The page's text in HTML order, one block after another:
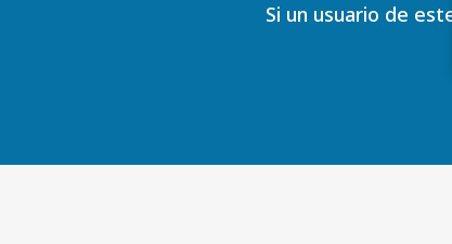
Si un usuario de